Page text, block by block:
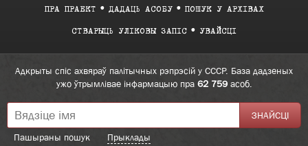
ПРА ПРАЕКТ ДАДАЦЬ АСОБУ ПОШУК У АРХІВАХ
СТВАРЫЦЬ УЛІКОВЫ ЗАПІС УВАЙСЦІ
Адкрыты спіс ахвяраў палітычных рэпрэсій у СССР. База дадзеных
ужо ўтрымлівае інфармацыю пра 62 759асоб.
Пашыраны пошук Прыклады